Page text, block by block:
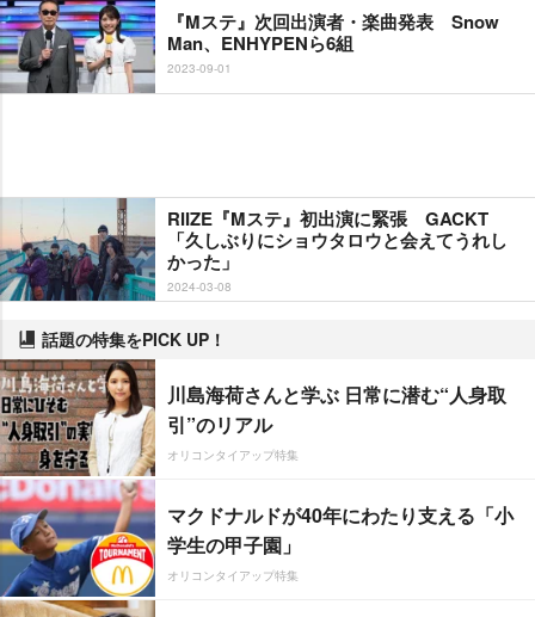
『Mステ』次回出演者・楽曲発表 Snow
Man、ENHYPENら6組
2023-09-01
RIIZE『Mステ』初出演に緊張 GACKT
「久しぶりにショウタロウと会えてうれし
かった」
2024-03-08
話題の特集をPICK UP！
川島海荷さんと学ぶ 日常に潜む“人身取
引”のリアル
オリコンタイアップ特集
マクドナルドが40年にわたり支える「小
学生の甲子園」
オリコンタイアップ特集